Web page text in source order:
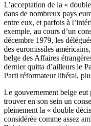
L’acceptation de la «
dans de nombreux pays
entre eux, et parfois à
exemple, au cours d’un
décembre 1979, les
des euromissiles
belge des Affaires
dernier quitta d’ailleurs le
Parti réformateur libéral,
Le gouvernement belge
trouver en son sein un
pleinement la « double
considérée comme assez